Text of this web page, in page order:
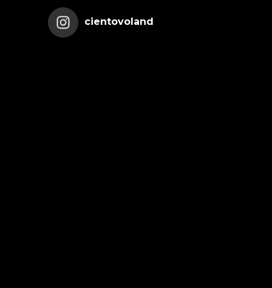
cientovoland